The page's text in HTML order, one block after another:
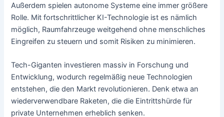
Außerdem spielen autonome Systeme eine immer größere
Rolle. Mit fortschrittlicher KI-Technologie ist es nämlich
möglich, Raumfahrzeuge weitgehend ohne menschliches
Eingreifen zu steuern und somit Risiken zu minimieren.
Tech-Giganten investieren massiv in Forschung und
Entwicklung, wodurch regelmäßig neue Technologien
entstehen, die den Markt revolutionieren. Denk etwa an
wiederverwendbare Raketen, die die Eintrittshürde für
private Unternehmen erheblich senken.